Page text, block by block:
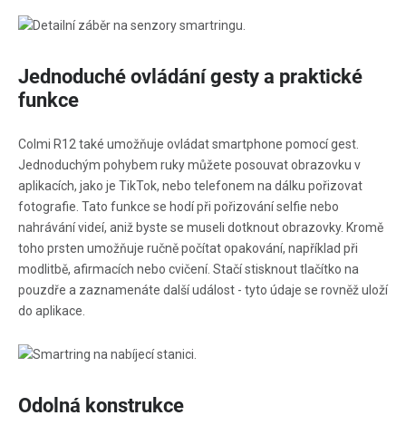
Jednoduché ovládání gesty a praktické
funkce
Colmi R12 také umožňuje ovládat smartphone pomocí gest.
Jednoduchým pohybem ruky můžete posouvat obrazovku v
aplikacích, jako je TikTok, nebo telefonem na dálku pořizovat
fotografie. Tato funkce se hodí při pořizování selfie nebo
nahrávání videí, aniž byste se museli dotknout obrazovky. Kromě
toho prsten umožňuje ručně počítat opakování, například při
modlitbě, afirmacích nebo cvičení. Stačí stisknout tlačítko na
pouzdře a zaznamenáte další událost - tyto údaje se rovněž uloží
do aplikace.
Odolná konstrukce